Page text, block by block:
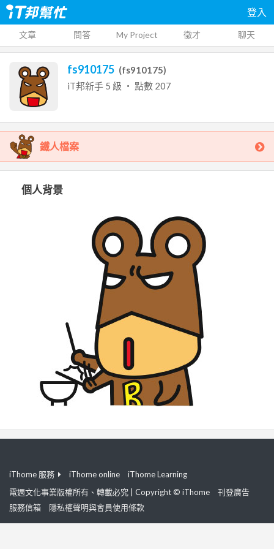
登入
文章 問答 My Project 徵才 聊天
fs910175 (fs910175)
iT邦新手 5 級 ‧ 點數 207
鐵人檔案
個人背景
iThome 服務 iThome online
iThome Learning
電週文化事業版權所有、轉載必究 | Copyright © iThome
刊登廣告
服務信箱
隱私權聲明與會員使用條款